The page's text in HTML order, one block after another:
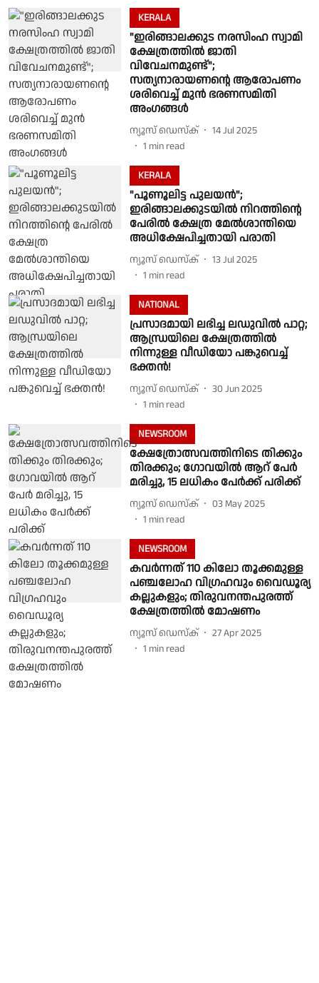
KERALA
"ഇരിങ്ങാലക്കുട നരസിംഹ സ്വാമി
ക്ഷേത്രത്തിൽ ജാതി
വിവേചനമുണ്ട്";
സത്യനാരായണൻ്റെ ആരോപണം
ശരിവെച്ച് മുൻ ഭരണസമിതി
അംഗങ്ങൾ
ന്യൂസ് ഡെസ്ക്
14 Jul 2025
1 min read
KERALA
"പൂണൂലിട്ട പുലയൻ";
ഇരിങ്ങാലക്കുടയിൽ നിറത്തിൻ്റെ
പേരിൽ ക്ഷേത്ര മേൽശാന്തിയെ
അധിക്ഷേപിച്ചതായി പരാതി
ന്യൂസ് ഡെസ്ക്
13 Jul 2025
1 min read
NATIONAL
പ്രസാദമായി ലഭിച്ച ലഡുവിൽ പാറ്റ;
ആന്ധ്രയിലെ ക്ഷേത്രത്തിൽ
നിന്നുള്ള വീഡിയോ പങ്കുവെച്ച്
ഭക്തൻ!
ന്യൂസ് ഡെസ്ക്
30 Jun 2025
1 min read
NEWSROOM
ക്ഷേത്രോത്സവത്തിനിടെ തിക്കും
തിരക്കും; ഗോവയിൽ ആറ് പേർ
മരിച്ചു, 15 ലധികം പേർക്ക് പരിക്ക്
ന്യൂസ് ഡെസ്ക്
03 May 2025
1 min read
NEWSROOM
കവർന്നത് 110 കിലോ തൂക്കമുള്ള
പഞ്ചലോഹ വിഗ്രഹവും വൈഡൂര്യ
കല്ലുകളും; തിരുവനന്തപുരത്ത്
ക്ഷേത്രത്തിൽ മോഷണം
ന്യൂസ് ഡെസ്ക്
27 Apr 2025
1 min read